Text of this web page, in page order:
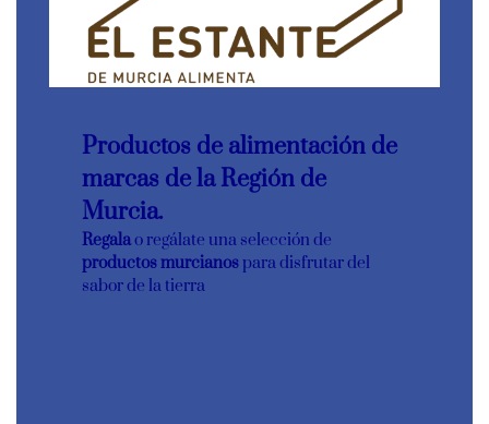
Productos de alimentación de
marcas de la Región de
Murcia.
Regalao regálate una selección de
productos murcianospara disfrutar del
sabor de la tierra